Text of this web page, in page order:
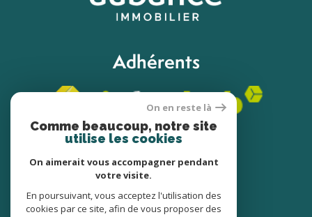
Adhérents
© 2022
Tous droits réservés
Traduction powered by Google
On en reste là
Comme beaucoup, notre site
utilise les cookies
On aimerait vous accompagner pendant
votre visite.
En poursuivant, vous acceptez l'utilisation des
cookies par ce site, afin de vous proposer des